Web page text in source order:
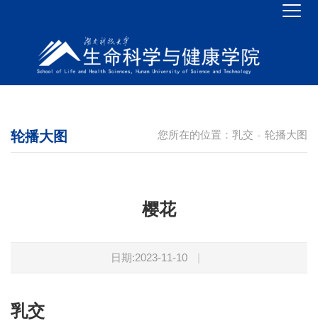
您所在的位置： 乳交 - 轮播大图
轮播大图
樱花
日期:2023-11-10 |
乳交